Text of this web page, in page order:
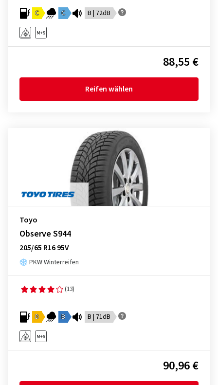
C C B | 72dB
88,55 €
Reifen wählen
Toyo
Observe S944
205/65 R16 95V
PKW Winterreifen
(13)
D B B | 71dB
90,96 €